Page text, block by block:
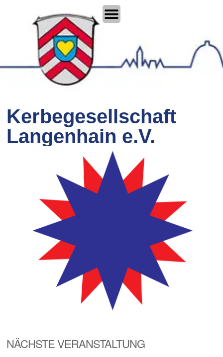
Kerbegesellschaft
Langenhain e.V.
NÄCHSTE VERANSTALTUNG